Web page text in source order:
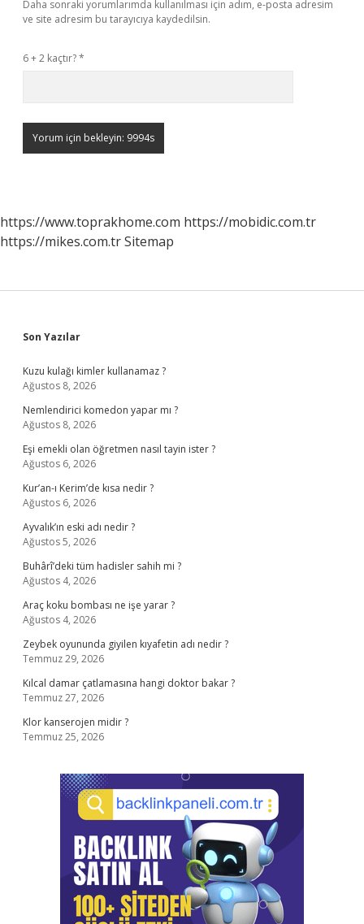
Daha sonraki yorumlarımda kullanılması için adım, e-posta adresim
ve site adresim bu tarayıcıya kaydedilsin.
6 + 2 kaçtır?*
https://www.toprakhome.com https://mobidic.com.tr
https://mikes.com.trSitemap
Sidebar
Son Yazılar
Kuzu kulağı kimler kullanamaz ?
Ağustos 8, 2026
Nemlendirici komedon yapar mı ?
Ağustos 8, 2026
Eşi emekli olan öğretmen nasıl tayin ister ?
Ağustos 6, 2026
Kur’an-ı Kerim’de kısa nedir ?
Ağustos 6, 2026
Ayvalık’ın eski adı nedir ?
Ağustos 5, 2026
Buhârî’deki tüm hadisler sahih mi ?
Ağustos 4, 2026
Araç koku bombası ne işe yarar ?
Ağustos 4, 2026
Zeybek oyununda giyilen kıyafetin adı nedir ?
Temmuz 29, 2026
Kılcal damar çatlamasına hangi doktor bakar ?
Temmuz 27, 2026
Klor kanserojen midir ?
Temmuz 25, 2026